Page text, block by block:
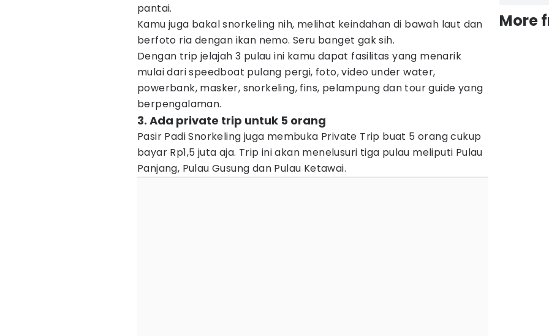
pantai.
Kamu juga bakal snorkeling nih, melihat keindahan di bawah laut dan
berfoto ria dengan ikan nemo. Seru banget gak sih.
Dengan trip jelajah 3 pulau ini kamu dapat fasilitas yang menarik
mulai dari speedboat pulang pergi, foto, video under water,
powerbank, masker, snorkeling, fins, pelampung dan tour guide yang
berpengalaman.
3. Ada private trip untuk 5 orang
Pasir Padi Snorkeling juga membuka Private Trip buat 5 orang cukup
bayar Rp1,5 juta aja. Trip ini akan menelusuri tiga pulau meliputi Pulau
Panjang, Pulau Gusung dan Pulau Ketawai.
More